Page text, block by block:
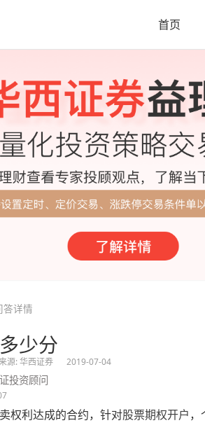
首页
答详情
少分
源: 华西证券 2019-07-04
投资顾问
权利达成的合约，针对股票期权开户，